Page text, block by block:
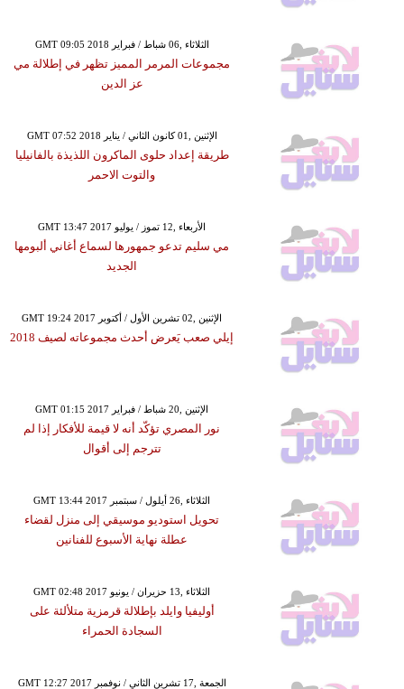
GMT 09:05 2018 الثلاثاء ,06 شباط / فبراير
مجموعات المرمر المميز تظهر في إطلالة مي
عز الدين
GMT 07:52 2018 الإثنين ,01 كانون الثاني / يناير
طريقة إعداد حلوى الماكرون اللذيذة بالفانيليا
والتوت الاحمر
GMT 13:47 2017 الأربعاء ,12 تموز / يوليو
مي سليم تدعو جمهورها لسماع أغاني ألبومها
الجديد
GMT 19:24 2017 الإثنين ,02 تشرين الأول / أكتوبر
إيلي صعب يَعرض أحدث مجموعاته لصيف 2018
GMT 01:15 2017 الإثنين ,20 شباط / فبراير
نور المصري تؤكّد أنه لا قيمة للأفكار إذا لم
تترجم إلى أقوال
GMT 13:44 2017 الثلاثاء ,26 أيلول / سبتمبر
تحويل استوديو موسيقي إلى منزل لقضاء
عطلة نهاية الأسبوع للفنانين
GMT 02:48 2017 الثلاثاء ,13 حزيران / يونيو
أوليفيا وايلد بإطلالة قرمزية متلألئة على
السجادة الحمراء
GMT 12:27 2017 الجمعة ,17 تشرين الثاني / نوفمبر